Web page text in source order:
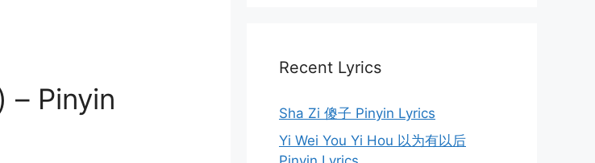
– Pinyin
Recent Lyrics
Sha Zi 傻子 Pinyin Lyrics
Yi Wei You Yi Hou 以为有以后